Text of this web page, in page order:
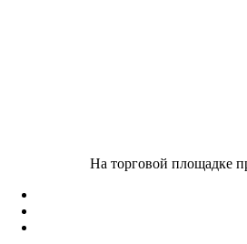
На торговой площадке